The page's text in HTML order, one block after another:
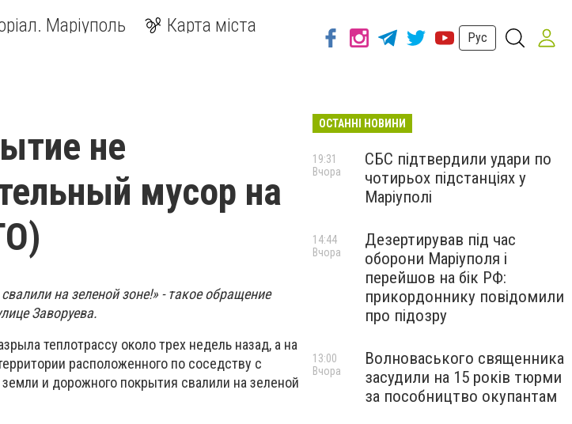
Маріуполь Карта міста
Рус
не
мусор на
на зеленой зоне!» - такое обращение
Заворуева.
теплотрассу около трех недель назад, а на
расположенного по соседству с
и дорожного покрытия свалили на зеленой
ОСТАННІ НОВИНИ
СБС підтвердили удари по
чотирьох підстанціях у
Маріуполі
19:31
Вчора
Дезертирував під час
оборони Маріуполя і
перейшов на бік РФ:
прикордоннику повідомили
про підозру
14:44
Вчора
Волноваського священника
засудили на 15 років тюрми
за пособництво окупантам
13:00
Вчора